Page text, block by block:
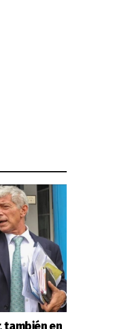
también en